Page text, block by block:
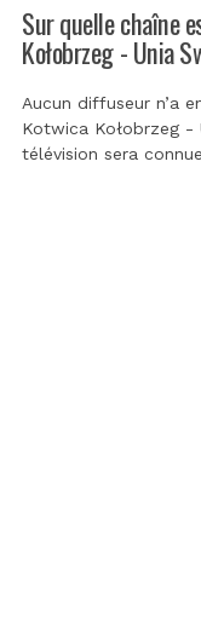
Sur quelle chaîne
Kołobrzeg - Unia
Aucun diffuseur n’a
Kotwica Kołobrzeg -
télévision sera